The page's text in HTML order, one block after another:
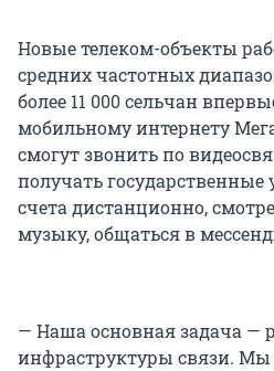
Новые телеком-объекты
средних частотных
более 11 000 сельчан
мобильному интернету
смогут звонить по
получать государственные
счета дистанционно,
музыку, общаться в
— Наша основная задача —
инфраструктуры связи.